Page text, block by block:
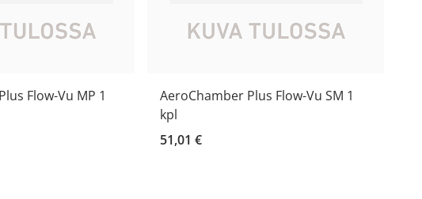
Flow-Vu MP 1
AeroChamber Plus Flow-Vu SM 1
kpl
51,01 €